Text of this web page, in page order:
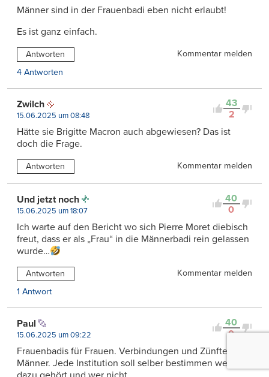
Männer sind in der Frauenbadi eben nicht erlaubt!
Es ist ganz einfach.
Antworten
Kommentar melden
4 Antworten
43
2
Zwilch
15.06.2025 um 08:48
Hätte sie Brigitte Macron auch abgewiesen? Das ist
doch die Frage.
Antworten Kommentar melden
40
0
Und jetzt noch
15.06.2025 um 18:07
Ich warte auf den Bericht wo sich Pierre Moret diebisch
freut, dass er als „Frau“ in die Männerbadi rein gelassen
wurde…
Antworten
Kommentar melden
1 Antwort
40
0
Paul
15.06.2025 um 09:22
Frauenbadis für Frauen. Verbindungen und Zünfte für
Männer. Jede Institution soll selber bestimmen wer